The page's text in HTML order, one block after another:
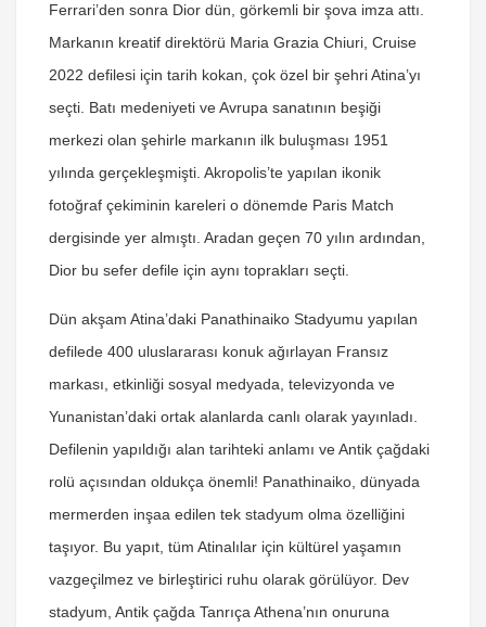
Ferrari’den sonra Dior dün, görkemli bir şova imza attı.
Markanın kreatif direktörü Maria Grazia Chiuri, Cruise
2022 defilesi için tarih kokan, çok özel bir şehri Atina’yı
seçti. Batı medeniyeti ve Avrupa sanatının beşiği
merkezi olan şehirle markanın ilk buluşması 1951
yılında gerçekleşmişti. Akropolis’te yapılan ikonik
fotoğraf çekiminin kareleri o dönemde Paris Match
dergisinde yer almıştı. Aradan geçen 70 yılın ardından,
Dior bu sefer defile için aynı toprakları seçti.
Dün akşam Atina’daki Panathinaiko Stadyumu yapılan
defilede 400 uluslararası konuk ağırlayan Fransız
markası, etkinliği sosyal medyada, televizyonda ve
Yunanistan’daki ortak alanlarda canlı olarak yayınladı.
Defilenin yapıldığı alan tarihteki anlamı ve Antik çağdaki
rolü açısından oldukça önemli! Panathinaiko, dünyada
mermerden inşaa edilen tek stadyum olma özelliğini
taşıyor. Bu yapıt, tüm Atinalılar için kültürel yaşamın
vazgeçilmez ve birleştirici ruhu olarak görülüyor. Dev
stadyum, Antik çağda Tanrıça Athena’nın onuruna